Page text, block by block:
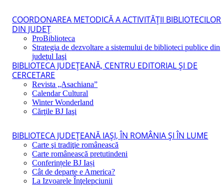
COORDONAREA METODICĂ A ACTIVITĂŢII BIBLIOTECILOR
DIN JUDEŢ
ProBiblioteca
Strategia de dezvoltare a sistemului de biblioteci publice din
judeţul Iaşi
BIBLIOTECA JUDEŢEANĂ, CENTRU EDITORIAL ŞI DE
CERCETARE
Revista „Asachiana”
Calendar Cultural
Winter Wonderland
Cărţile BJ Iaşi
BIBLIOTECA JUDEŢEANĂ IAŞI, ÎN ROMÂNIA ŞI ÎN LUME
Carte şi tradiţie românească
Carte românească pretutindeni
Conferințele BJ Iași
Cât de departe e America?
La Izvoarele Înţelepciunii